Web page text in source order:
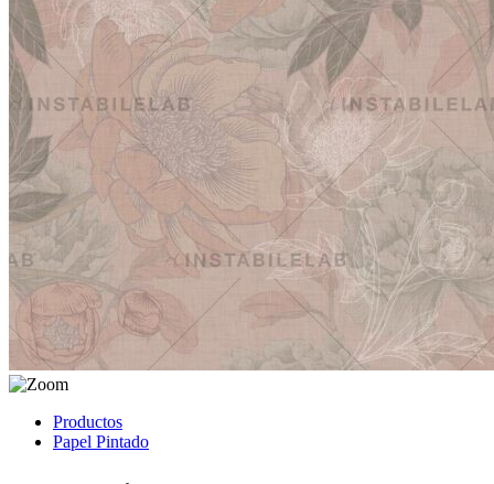
Productos
Papel Pintado